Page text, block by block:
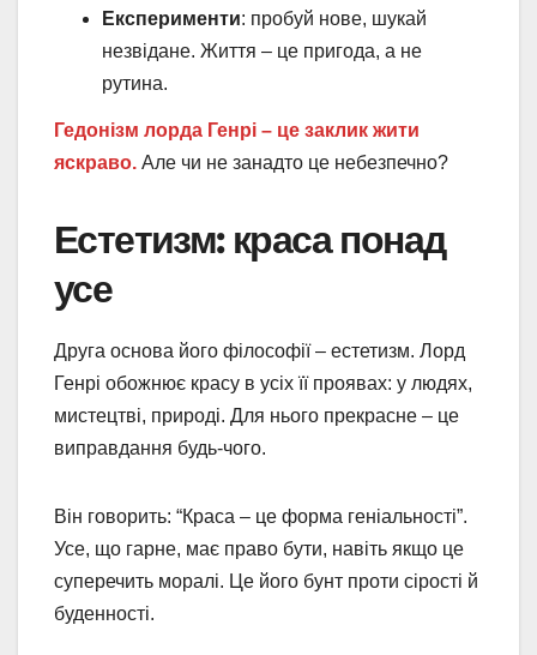
Експерименти: пробуй нове, шукай
незвідане. Життя – це пригода, а не
рутина.
Гедонізм лорда Генрі – це заклик жити
яскраво. Але чи не занадто це небезпечно?
Естетизм: краса понад
усе
Друга основа його філософії – естетизм. Лорд
Генрі обожнює красу в усіх її проявах: у людях,
мистецтві, природі. Для нього прекрасне – це
виправдання будь-чого.
Він говорить: “Краса – це форма геніальності”.
Усе, що гарне, має право бути, навіть якщо це
суперечить моралі. Це його бунт проти сірості й
буденності.